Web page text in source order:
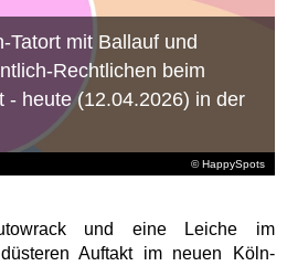
© HappySpots
Tatort mit Ballauf und
beim
- heute (12.04.2026) in der
und eine Leiche im
Auftakt im neuen Köln-